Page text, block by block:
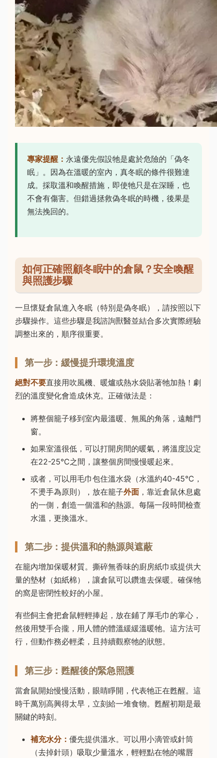
專家提醒： 永遠優先假設牠是處於危險的「偽冬
眠」。因為在溫暖的室內，真冬眠的條件很難達
成。採取溫和喚醒措施，即使牠只是在深睡，也
不會有傷害。但錯過拯救偽冬眠的時機，後果是
無法挽回的。
如何正確照顧冬眠中的倉鼠？安全喚醒
與照護步驟
一旦懷疑倉鼠進入冬眠（特別是偽冬眠），請按照以下
步驟操作。這些步驟是我諮詢獸醫並結合多次實際經驗
調整出來的，順序很重要。
第一步：緩慢提升環境溫度
絕對不要直接用吹風機、暖爐或熱水袋貼著牠加熱！劇
烈的溫度變化會造成休克。正確做法是：
將整個籠子移到室內最溫暖、無風的角落，遠離門
窗。
如果室溫很低，可以打開房間的暖氣，將溫度設定
在22-25°C之間，讓整個房間慢慢暖起來。
或者，可以用毛巾包住溫水袋（水溫約40-45°C，
不燙手為原則），放在籠子外面 ，靠近倉鼠休息處
的一側，創造一個溫和的熱源。每隔一段時間檢查
水溫，更換溫水。
第二步：提供溫和的熱源與遮蔽
在籠內增加保暖材質。撕碎無香味的廚房紙巾或提供大
量的墊材（如紙棉），讓倉鼠可以鑽進去保暖。確保牠
的窩是密閉性較好的小屋。
有些飼主會把倉鼠輕輕捧起，放在鋪了厚毛巾的掌心，
然後用雙手合攏，用人體的體溫緩緩溫暖牠。這方法可
行，但動作務必輕柔，且持續觀察牠的狀態。
第三步：甦醒後的緊急照護
當倉鼠開始慢慢活動，眼睛睜開，代表牠正在甦醒。這
時千萬別高興得太早，立刻給一堆食物。甦醒初期是最
關鍵的時刻。
補充水分： 優先提供溫水。可以用小滴管或針筒
（去掉針頭）吸取少量溫水，輕輕點在牠的嘴唇